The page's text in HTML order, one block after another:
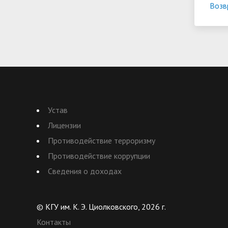
Устав
Лицензии
Противодействие терроризму
Противодействие коррупции
Сведения о доходах
© КГУ им. К. Э. Циолковского, 2026 г.
Контакты